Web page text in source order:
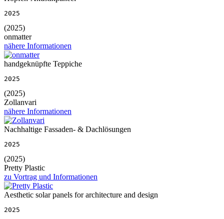
2025
(2025)
onmatter
nähere Informationen
handgeknüpfte Teppiche
2025
(2025)
Zollanvari
nähere Informationen
Nachhaltige Fassaden- & Dachlösungen
2025
(2025)
Pretty Plastic
zu Vortrag und Informationen
Aesthetic solar panels for architecture and design
2025